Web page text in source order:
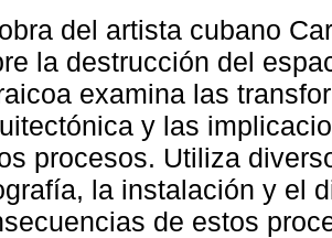
del artista cubano
la destrucción del
examina las
y las
procesos. Utiliza
la instalación y el
de estos